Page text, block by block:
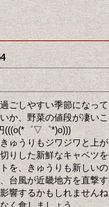
ごしやすい季節になって
か、野菜の値段が凄い
(((o(*゜▽゜*)o)))
ゅうりもジワジワと上が
りした新鮮なキャベツ
を、きゅうりも新しい
台風が近畿地方を直撃
響するかもしれません
く食しましょう。